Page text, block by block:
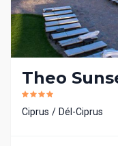
Theo
Ciprus Dél-Ciprus